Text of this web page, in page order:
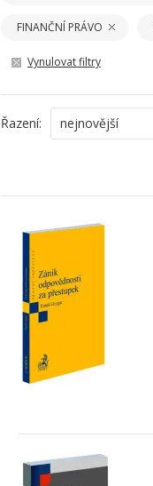
FINANČNÍ PRÁVO
Vynulovat filtry
Řazení: nejnovější